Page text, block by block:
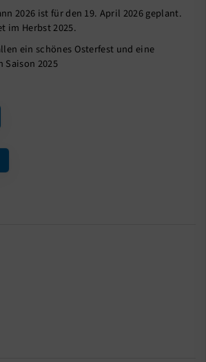
2026 ist für den 19. April 2026 geplant.
im Herbst 2025.
ein schönes Osterfest und eine
2025